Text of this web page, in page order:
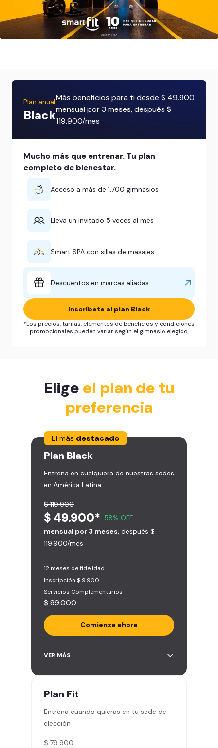
Plan anual
Black
Más beneficios para ti desde $ 49.900
mensual por 3 meses, después $
119.900/mes
Mucho más que entrenar. Tu plan
completo de bienestar.
Acceso a más de 1.700 gimnasios
Lleva un invitado 5 veces al mes
Smart SPA con sillas de masajes
Descuentos en marcas aliadas
Inscríbete al plan Black
*Los precios, tarifas, elementos de beneficios y condiciones
promocionales pueden variar según el gimnasio elegido.
Elige el plan de tu
preferencia
El más destacado
Plan Black
Entrena en cualquiera de nuestras sedes
en América Latina
$ 119.900
$ 49.900* 58% OFF
mensual por 3 meses , después $
119.900/mes
12 meses de fidelidad
Inscripción $ 9.900
Servicios Complementarios
$ 89.000
Comienza ahora
Acceso ilimitado a más de 2.000
Derecho a traer un invitado 5
Smart Spa (Relájate en los sillones
de masajes)
Descuentos especiales en marcas
VER MÁS
Plan Fit
Entrena cuando quieras en tu sede de
elección
$ 79.900